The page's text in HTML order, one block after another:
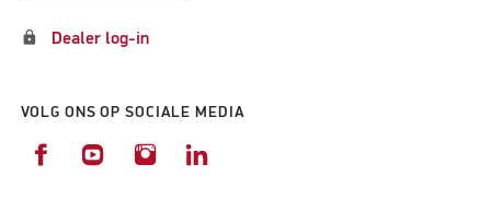
lock Dealer log-in
VOLG ONS OP SOCIALE MEDIA